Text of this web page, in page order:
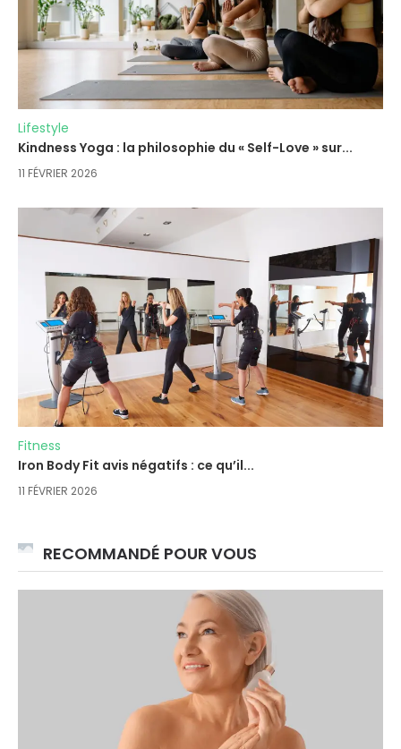
Lifestyle
Kindness Yoga : la philosophie du « Self-Love » sur...
11 FÉVRIER 2026
Fitness
Iron Body Fit avis négatifs : ce qu’il...
11 FÉVRIER 2026
RECOMMANDÉ POUR VOUS